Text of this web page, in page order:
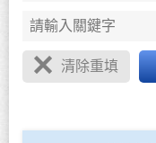
清除重填